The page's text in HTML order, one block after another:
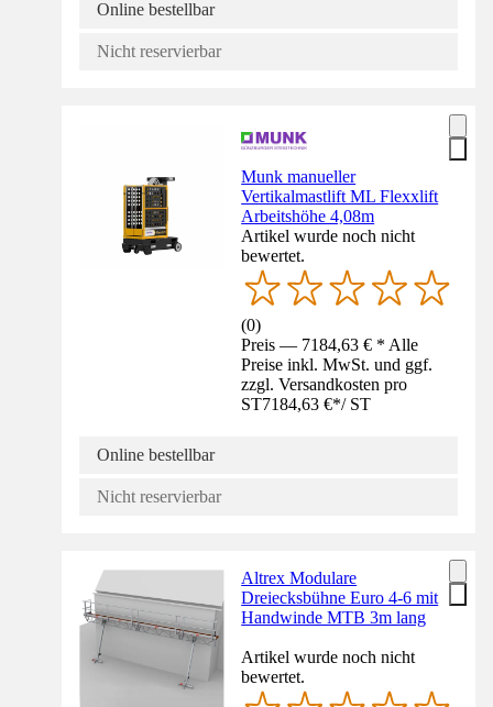
Online bestellbar
Nicht reservierbar
Munk manueller
Vertikalmastlift ML Flexxlift
Arbeitshöhe 4,08m
Artikel wurde noch nicht
bewertet.
(0)
Preis — 7184,63 € * Alle
Preise inkl. MwSt. und ggf.
zzgl. Versandkosten pro
ST7184,63 €*/ ST
Online bestellbar
Nicht reservierbar
Altrex Modulare
Dreiecksbühne Euro 4-6 mit
Handwinde MTB 3m lang
Artikel wurde noch nicht
bewertet.